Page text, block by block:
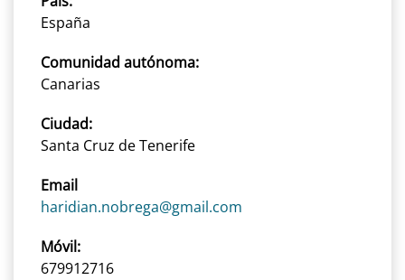
España
Comunidad autónoma:
Canarias
Ciudad:
Santa Cruz de Tenerife
Email
haridian.nobrega@gmail.com
Móvil:
679912716